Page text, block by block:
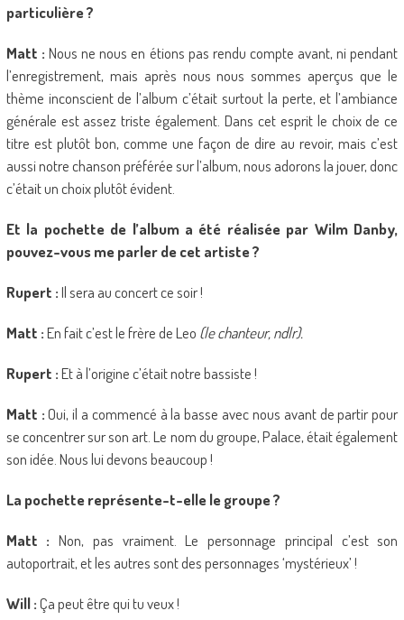
particulière ?
Matt : Nous ne nous en étions pas rendu compte avant, ni pendant
l’enregistrement, mais après nous nous sommes aperçus que le
thème inconscient de l’album c’était surtout la perte, et l’ambiance
générale est assez triste également. Dans cet esprit le choix de ce
titre est plutôt bon, comme une façon de dire au revoir, mais c’est
aussi notre chanson préférée sur l’album, nous adorons la jouer, donc
c’était un choix plutôt évident.
Et la pochette de l’album a été réalisée par Wilm Danby,
pouvez-vous me parler de cet artiste ?
Rupert :Il sera au concert ce soir !
Matt :En fait c’est le frère de Leo (le chanteur, ndlr).
Rupert :Et à l’origine c’était notre bassiste !
Matt :Oui, il a commencé à la basse avec nous avant de partir pour
se concentrer sur son art. Le nom du groupe, Palace, était également
son idée. Nous lui devons beaucoup !
La pochette représente-t-elle le groupe ?
Matt : Non, pas vraiment. Le personnage principal c’est son
autoportrait, et les autres sont des personnages ‘mystérieux’ !
Will :Ça peut être qui tu veux !